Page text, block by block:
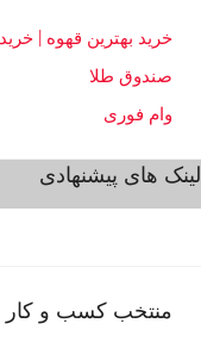
خرید بهترین قهوه |
صندوق طلا
وام فوری
لینک های پیشنهادی
منتخب کسب و کار